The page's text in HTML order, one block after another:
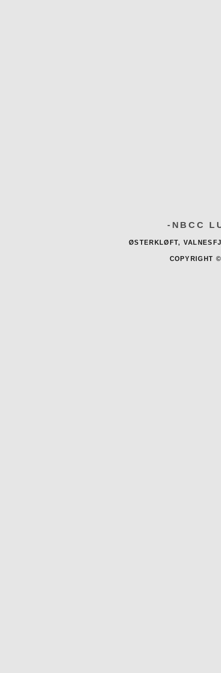
-NBCC
ØSTERKLØFT,
COPYRIGHT